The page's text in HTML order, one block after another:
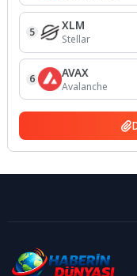
5 XLM
Stellar
6 AVAX
Avalanche